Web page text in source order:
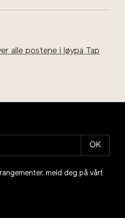
alle postene i løypa Tap
OK
meld deg på vårt